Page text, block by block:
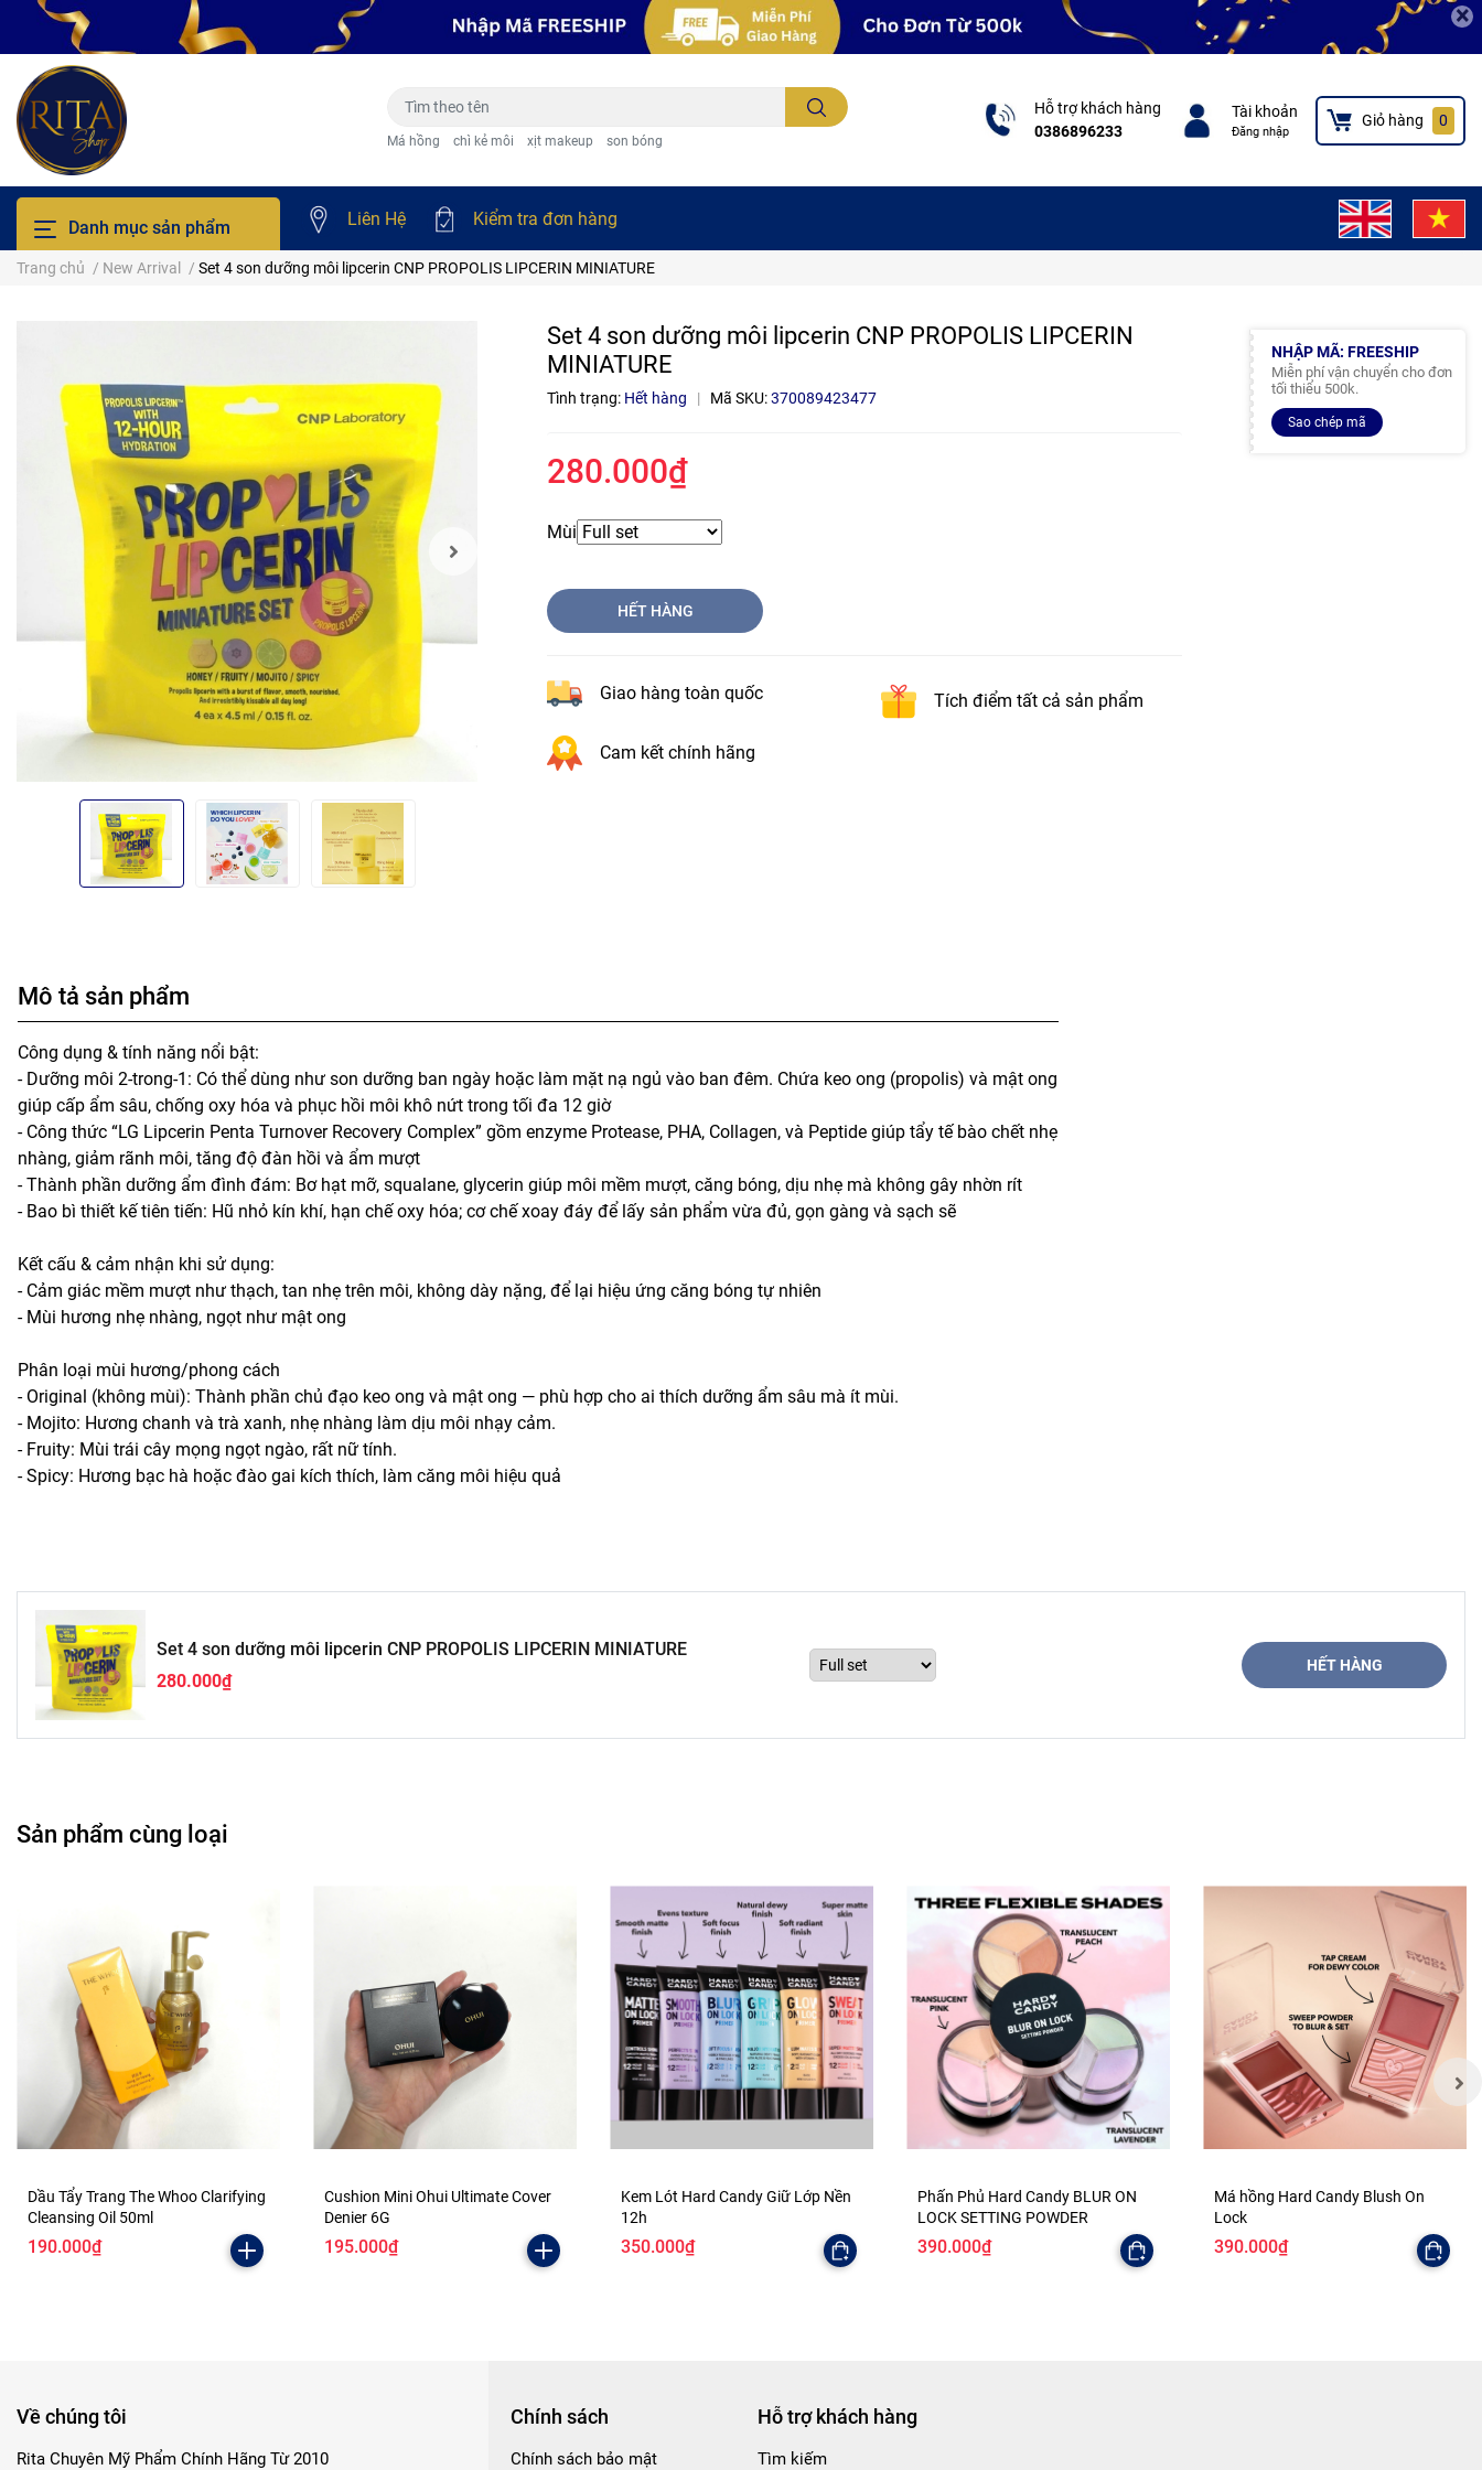
×
Má hồng chì kẻ môi xịt makeup son bóng
Hỗ trợ khách hàng
0386896233
Tài khoản
Đăng nhập
Giỏ hàng 0
Danh mục sản phẩm Liên Hệ Kiểm tra đơn hàng
Trang chủ / New Arrival / Set 4 son dưỡng môi lipcerin CNP PROPOLIS LIPCERIN MINIATURE
Set 4 son dưỡng môi lipcerin CNP PROPOLIS LIPCERIN
MINIATURE
Tình trạng: Hết hàng | Mã SKU:370089423477
280.000₫
Mùi
HẾT HÀNG
Giao hàng toàn quốc Tích điểm tất cả sản phẩm
Cam kết chính hãng
NHẬP MÃ: FREESHIP
Miễn phí vận chuyển cho đơn
tối thiểu 500k.
Sao chép mã
Mô tả sản phẩm
Công dụng & tính năng nổi bật:
- Dưỡng môi 2‑trong‑1: Có thể dùng như son dưỡng ban ngày hoặc làm mặt nạ ngủ vào ban đêm. Chứa keo ong (propolis) và mật ong
giúp cấp ẩm sâu, chống oxy hóa và phục hồi môi khô nứt trong tối đa 12 giờ
- Công thức “LG Lipcerin Penta Turnover Recovery Complex” gồm enzyme Protease, PHA, Collagen, và Peptide giúp tẩy tế bào chết nhẹ
nhàng, giảm rãnh môi, tăng độ đàn hồi và ẩm mượt
- Thành phần dưỡng ẩm đình đám: Bơ hạt mỡ, squalane, glycerin giúp môi mềm mượt, căng bóng, dịu nhẹ mà không gây nhờn rít
- Bao bì thiết kế tiên tiến: Hũ nhỏ kín khí, hạn chế oxy hóa; cơ chế xoay đáy để lấy sản phẩm vừa đủ, gọn gàng và sạch sẽ
Kết cấu & cảm nhận khi sử dụng:
- Cảm giác mềm mượt như thạch, tan nhẹ trên môi, không dày nặng, để lại hiệu ứng căng bóng tự nhiên
- Mùi hương nhẹ nhàng, ngọt như mật ong
Phân loại mùi hương/phong cách
- Original (không mùi): Thành phần chủ đạo keo ong và mật ong — phù hợp cho ai thích dưỡng ẩm sâu mà ít mùi.
- Mojito: Hương chanh và trà xanh, nhẹ nhàng làm dịu môi nhạy cảm.
- Fruity: Mùi trái cây mọng ngọt ngào, rất nữ tính.
- Spicy: Hương bạc hà hoặc đào gai kích thích, làm căng môi hiệu quả
Set 4 son dưỡng môi lipcerin CNP PROPOLIS LIPCERIN MINIATURE
280.000₫
HẾT HÀNG
Sản phẩm cùng loại
Dầu Tẩy Trang The Whoo Clarifying
Cleansing Oil 50ml
190.000₫
Cushion Mini Ohui Ultimate Cover
Denier 6G
195.000₫
Kem Lót Hard Candy Giữ Lớp Nền
12h
350.000₫
Phấn Phủ Hard Candy BLUR ON
LOCK SETTING POWDER
390.000₫
Má hồng Hard Candy Blush On
Lock
390.000₫
Về chúng tôi
Rita Chuyên Mỹ Phẩm Chính Hãng Từ 2010
Chính sách
Chính sách bảo mật
Hỗ trợ khách hàng
Tìm kiếm